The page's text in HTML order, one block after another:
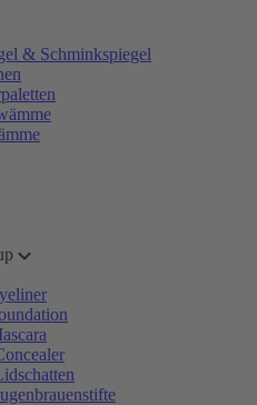
& Schminkspiegel